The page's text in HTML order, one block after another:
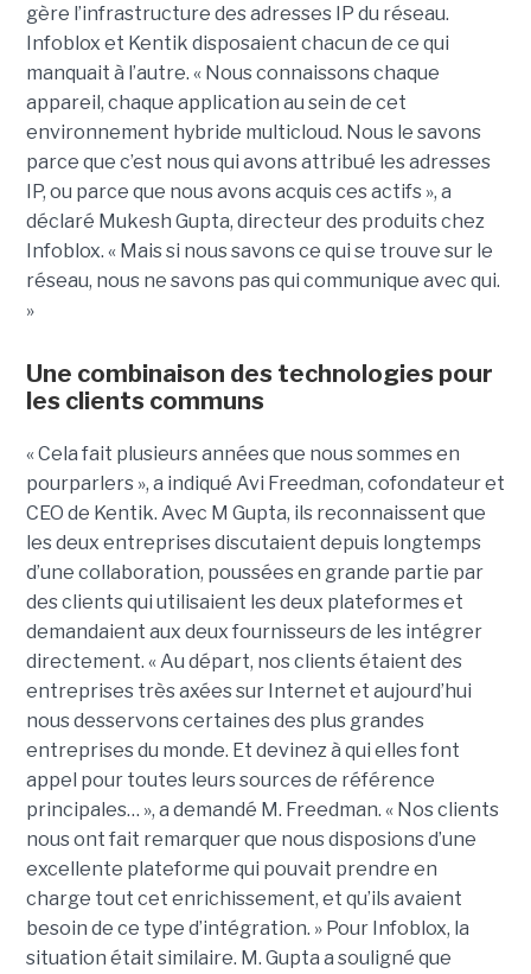
gère l’infrastructure des adresses IP du réseau.
Infoblox et Kentik disposaient chacun de ce qui
manquait à l’autre. « Nous connaissons chaque
appareil, chaque application au sein de cet
environnement hybride multicloud. Nous le savons
parce que c’est nous qui avons attribué les adresses
IP, ou parce que nous avons acquis ces actifs », a
déclaré Mukesh Gupta, directeur des produits chez
Infoblox. « Mais si nous savons ce qui se trouve sur le
réseau, nous ne savons pas qui communique avec qui.
»
Une combinaison des technologies pour
les clients communs
« Cela fait plusieurs années que nous sommes en
pourparlers », a indiqué Avi Freedman, cofondateur et
CEO de Kentik. Avec M Gupta, ils reconnaissent que
les deux entreprises discutaient depuis longtemps
d’une collaboration, poussées en grande partie par
des clients qui utilisaient les deux plateformes et
demandaient aux deux fournisseurs de les intégrer
directement. « Au départ, nos clients étaient des
entreprises très axées sur Internet et aujourd’hui
nous desservons certaines des plus grandes
entreprises du monde. Et devinez à qui elles font
appel pour toutes leurs sources de référence
principales… », a demandé M. Freedman. « Nos clients
nous ont fait remarquer que nous disposions d’une
excellente plateforme qui pouvait prendre en
charge tout cet enrichissement, et qu’ils avaient
besoin de ce type d’intégration. » Pour Infoblox, la
situation était similaire. M. Gupta a souligné que